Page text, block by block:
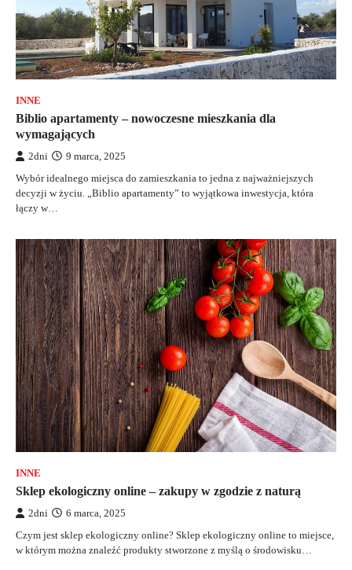
INNE
Biblio apartamenty – nowoczesne mieszkania dla
wymagających
2dni 9 marca, 2025
Wybór idealnego miejsca do zamieszkania to jedna z najważniejszych
decyzji w życiu. „Biblio apartamenty” to wyjątkowa inwestycja, która
łączy w…
INNE
Sklep ekologiczny online – zakupy w zgodzie z naturą
2dni 6 marca, 2025
Czym jest sklep ekologiczny online? Sklep ekologiczny online to miejsce,
w którym można znaleźć produkty stworzone z myślą o środowisku…